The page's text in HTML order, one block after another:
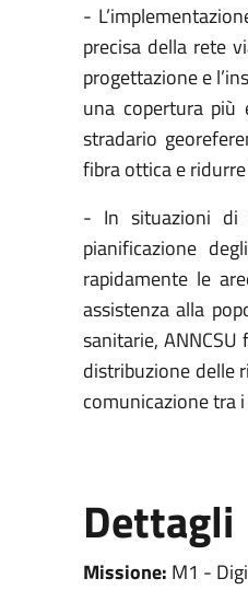
-
precisa della rete
progettazione e
una copertura
stradario
fibra ottica e
- In situazioni di
pianificazione degli
rapidamente le
assistenza alla
sanitarie,
distribuzione delle
comunicazione tra
Dettagli
Missione: M1 -